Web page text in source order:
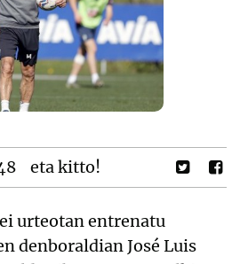
eta kitto!
urteotan entrenatu
denboraldian José Luis